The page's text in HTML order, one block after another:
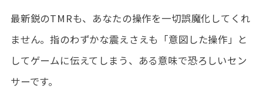
最新鋭のTMRも、あなたの操作を一切誤魔化してくれ
ません。指のわずかな震えさえも「意図した操作」と
してゲームに伝えてしまう、ある意味で恐ろしいセン
サーです。